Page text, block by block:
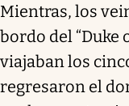
Mientras, los
bordo del “Duke
viajaban los
regresaron el